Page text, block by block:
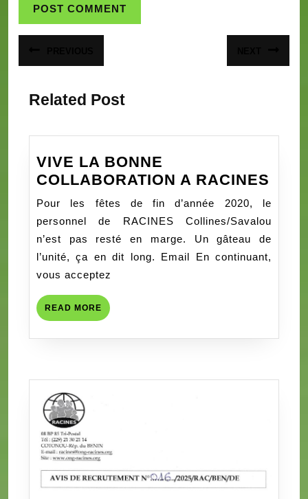
deprécédent suivant
Related Post
VIVE LA BONNE
COLLABORATION A RACINES
LA
Pour les fêtes de fin d’année 2020, le
personnel de RACINES Collines/Savalou
n’est pas resté en marge. Un gâteau de
l’unité, ça en dit long. Email En continuant,
vous acceptez
READ MORE READ
MORE